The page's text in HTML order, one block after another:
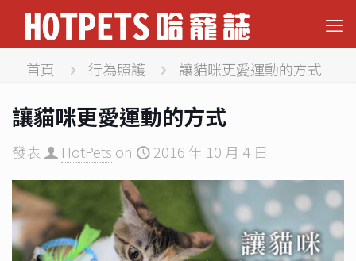
首頁 行為照護 讓貓咪更愛運動的方式
讓貓咪更愛運動的方式
發表 HotPets on 2016 年 10 月 4 日